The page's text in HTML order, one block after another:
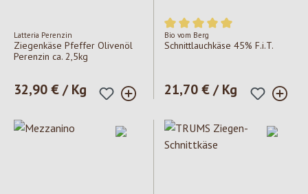
Latteria Perenzin
Ziegenkäse Pfeffer Olivenöl
Perenzin ca. 2,5kg
Regulärer Preis:
32,90 € / Kg
Durchschnittliche Bewertung
Bio vom Berg
Schnittlauchkäse 45% F.i.T.
Regulärer Preis:
21,70 € / Kg